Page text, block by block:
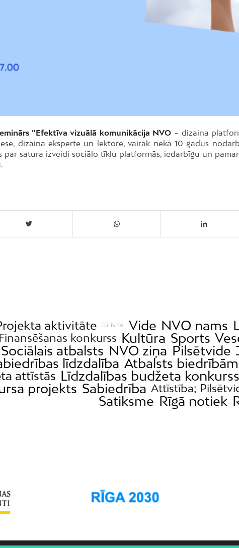
“Efektīva vizuālā komunikācija NVO – dizaina
dizaina eksperte un lektore, vairāk nekā 10 gadus
par satura izveidi sociālo tīklu platformās, iedarbīgu un
aktivitāte Tūrisms Vide NVO nams
Finansēšanas konkurss Kultūra Sports
Sociālais atbalsts NVO ziņa Pilsētvide
līdzdalība Atbalsts biedrībām
attīstās Līdzdalības budžeta konkurss
projekts Sabiedrība Attīstība;
Satiksme Rīgā notiek